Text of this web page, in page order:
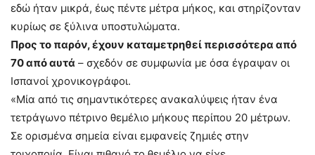
εδώ ήταν μικρά, έως πέντε μέτρα μήκος, και στηρίζονταν
κυρίως σε ξύλινα υποστυλώματα.
Προς το παρόν, έχουν καταμετρηθεί περισσότερα από
70 από αυτά – σχεδόν σε συμφωνία με όσα έγραψαν οι
Ισπανοί χρονικογράφοι.
«Μία από τις σημαντικότερες ανακαλύψεις ήταν ένα
τετράγωνο πέτρινο θεμέλιο μήκους περίπου 20 μέτρων.
Σε ορισμένα σημεία είναι εμφανείς ζημιές στην